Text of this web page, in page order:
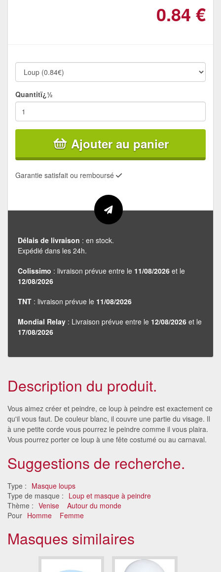
0.84 €
Quantitï¿½
Ajouter au panier
Garantie satisfait ou remboursé
Délais de livraison : en stock.
Expédié dans les 24h.
Colissimo : livraison prévue entre le 11/08/2026 et le
12/08/2026
TNT : livraison prévue le 11/08/2026
Mondial Relay : Livraison prévue entre le 12/08/2026 et le
17/08/2026
Description du produit.
Vous aimez créer et peindre, ce loup à peindre est exactement ce
qu'il vous faut. De couleur blanc, il couvre une partie du visage. Il
à une petite corde vous pourrez le peindre comme il vous plaira.
Vous pourrez porter ce loup à une fête costumé ou au carnaval.
Suggestions de recherche.
Type : Masque loups
Type de masque : Loup et masque à peindre
Thème : Venise
Autour du monde
Pour Homme Femme
Masques similaires